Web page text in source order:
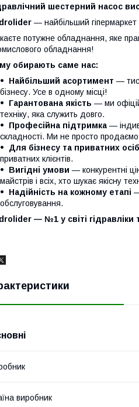
шестерний насос
— найбільший гіпермаркет
потужне обладнання, яке
обладнання!
обирають саме нас:
Найбільший асортимент —
бізнесу. Усе в одному місці!
Гарантована якість — ми
техніку, яка служить довго.
Професійна підтримка —
складності. Ми не просто
Для бізнесу та приватних осіб
приватних клієнтів.
Вигідні умови — конкурентні
майстрів і всіх, хто шукає якісну
Надійність на кожному етапі
обслуговування.
— №1 у світі гідравліки
виробник